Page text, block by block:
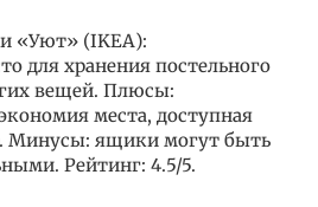
«Уют» (IKEA):
для хранения постельного
вещей. Плюсы:
места, доступная
Минусы: ящики могут быть
Рейтинг: 4.5/5.